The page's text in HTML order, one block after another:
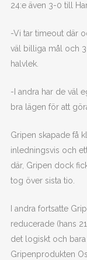
24:e även 3-0 till
-Vi tar timeout där
väl billiga mål och
halvlek.
-I andra har de väl
bra lägen för att
Gripen skapade få
inledningsvis och
där, Gripen dock
tog över sista tio.
I andra fortsatte
reducerade (hans
det logiskt och
Gripenprodukten